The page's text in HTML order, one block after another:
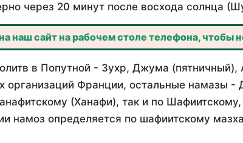
через 20 минут после восхода солнца
наш сайт на рабочем столе телефона, чтобы
в Попутной - Зухр, Джума
организаций Франции, остальные намазы
(Ханафи), так и по
намоз определяется по шафиитскому